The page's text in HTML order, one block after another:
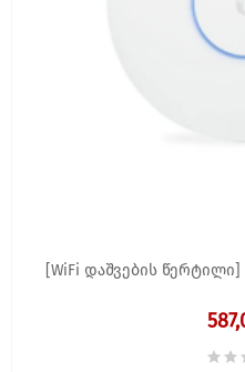
[WiFi დაშვების წერტილი]